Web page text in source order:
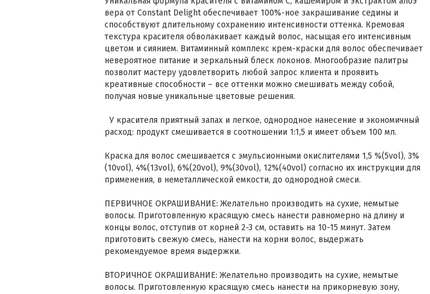
вера от Constant Delight обеспечивает 100%-ное закрашивание седины и
способствуют длительному сохранению интенсивности оттенка. Кремовая
текстура красителя обволакивает каждый волос, насыщая его интенсивным
цветом и сиянием. Витаминный комплекс крем-краски для волос обеспечивает
невероятное питание и зеркальный блеск локонов. Многообразие палитры
позволит мастеру удовлетворить любой запрос клиента и проявить
креативные способности – все оттенки можно смешивать между собой,
получая новые уникальные цветовые решения.
У красителя приятный запах и легкое, однородное нанесение и экономичный
расход: продукт смешивается в соотношении 1:1,5 и имеет объем 100 мл.
Краска для волос смешивается с эмульсионными окислителями 1,5 %(5vol), 3%
(10vol), 4%(13vol), 6%(20vol), 9%(30vol), 12%(40vol) согласно их инструкции для
применения, в неметаллической емкости, до однородной смеси.
ПЕРВИЧНОЕ ОКРАШИВАНИЕ: Желательно производить на сухие, немытые
волосы. Приготовленную красящую смесь нанести равномерно на длину и
концы волос, отступив от корней 2-3 см, оставить на 10-15 минут. Затем
приготовить свежую смесь, нанести на корни волос, выдержать
рекомендуемое время выдержки.
ВТОРИЧНОЕ ОКРАШИВАНИЕ: Желательно производить на сухие, немытые
волосы. Приготовленную красящую смесь нанести на прикорневую зону,